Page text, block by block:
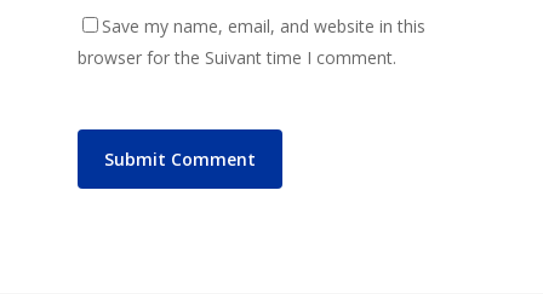
Save my name, email, and website in this
browser for the Suivant time I comment.